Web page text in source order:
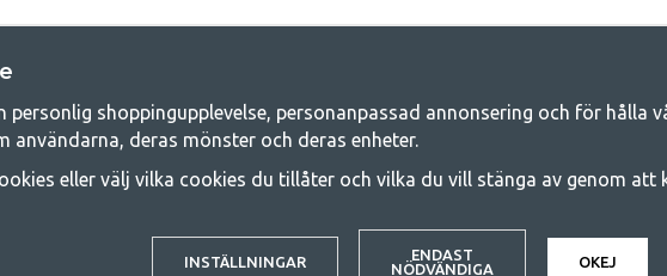
GetCamping.se - Din butik för camping och
vi riktigt bra priser på familjetält, husvagnstält och all annan utrustning för camping och
© 2020 GetCamping. All rights reserved.
personlig shoppingupplevelse, personanpassad annonsering och för hålla
deras mönster och deras enheter.
eller välj vilka cookies du tillåter och vilka du vill stänga av genom att
INSTÄLLNINGAR
ENDAST
NÖDVÄNDIGA
OKEJ